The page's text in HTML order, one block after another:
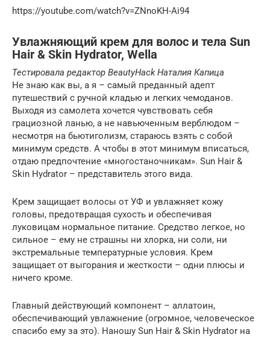
https://youtube.com/watch?v=ZNnoKH-Ai94
Увлажняющий крем для волос и тела Sun
Hair & Skin Hydrator, Wella
Тестировала редактор BeautyHack Наталия Капица
Не знаю как вы, а я – самый преданный адепт
путешествий с ручной кладью и легких чемоданов.
Выходя из самолета хочется чувствовать себя
грациозной ланью, а не навьюченным верблюдом –
несмотря на бьютиголизм, стараюсь взять с собой
минимум средств. А чтобы в этот минимум вписаться,
отдаю предпочтение «многостаночникам». Sun Hair &
Skin Hydrator – представитель этого вида.
Крем защищает волосы от УФ и увлажняет кожу
головы, предотвращая сухость и обеспечивая
луковицам нормальное питание. Средство легкое, но
сильное – ему не страшны ни хлорка, ни соли, ни
экстремальные температурные условия. Крем
защищает от выгорания и жесткости – одни плюсы и
ничего кроме.
Главный действующий компонент – аллатоин,
обеспечивающий увлажнение (огромное, человеческое
спасибо ему за это). Наношу Sun Hair & Skin Hydrator на